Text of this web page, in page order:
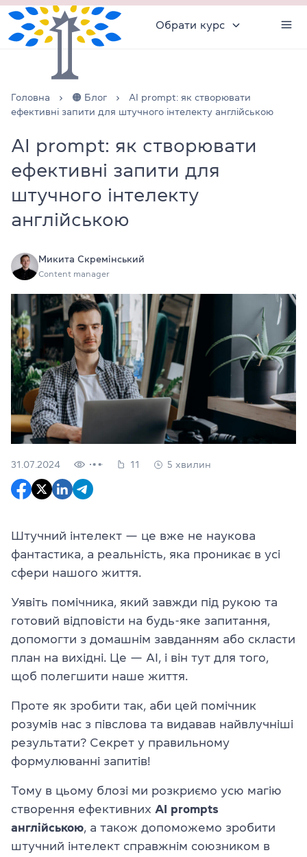
Обрати курс
Головна 🟠 Блог
AI prompt: як створювати
ефективні запити для штучного інтелекту англійською
AI prompt: як створювати
ефективні запити для
штучного інтелекту
англійською
Микита Скремінський
Content manager
31.07.2024 11 5 хвилин
Штучний інтелект — це вже не наукова
фантастика, а реальність, яка проникає в усі
сфери нашого життя.
Уявіть помічника, який завжди під рукою та
готовий відповісти на будь-яке запитання,
допомогти з домашнім завданням або скласти
план на вихідні. Це — AI, і він тут для того,
щоб полегшити наше життя.
Проте як зробити так, аби цей помічник
розумів нас з півслова та видавав найвлучніші
результати? Секрет у правильному
формулюванні запитів!
Тому в цьому блозі ми розкриємо усю магію
створення ефективних AI prompts
англійською , а також допоможемо зробити
штучний інтелект справжнім союзником в